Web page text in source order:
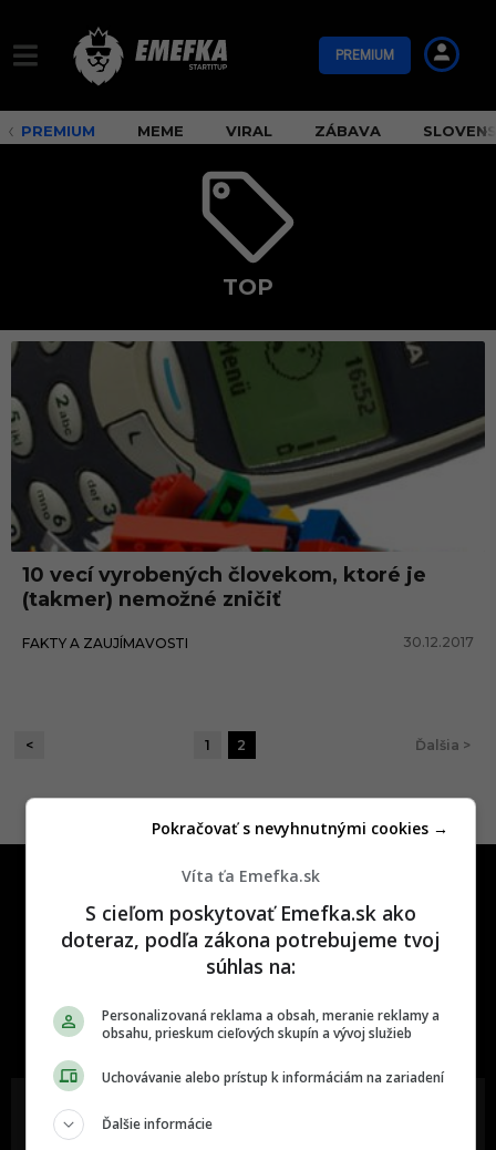
PREMIUM
PREMIUM MEME VIRAL ZÁBAVA
TOP
t
o
p
10 vecí vyrobených človekom, ktoré je
(takmer) nemožné zničiť
FAKTY A ZAUJÍMAVOSTI 30.12.2017
< 1 2 Ďalšia >
slovenskom internete, next time
najzabávnejšie miesto na svete
Víta ťa Emefka.sk
S cieľom poskytovať Emefka.sk ako
doteraz, podľa zákona potrebujeme tvoj
súhlas na:
Personalizovaná reklama a obsah, meranie reklamy a
obsahu, prieskum cieľových skupín a vývoj služieb
Uchovávanie alebo prístup k informáciám na zariadení
Ďalšie informácie
Pokračovať s nevyhnutnými cookies →